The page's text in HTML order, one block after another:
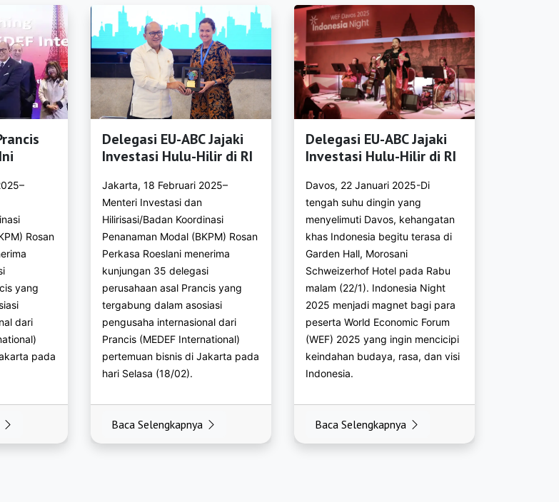
Rosan
yang
dari
pada
Delegasi EU-ABC Jajaki
Investasi Hulu-Hilir di RI
Jakarta, 18 Februari 2025–
Menteri Investasi dan
Hilirisasi/Badan Koordinasi
Penanaman Modal (BKPM) Rosan
Perkasa Roeslani menerima
kunjungan 35 delegasi
perusahaan asal Prancis yang
tergabung dalam asosiasi
pengusaha internasional dari
Prancis (MEDEF International)
pertemuan bisnis di Jakarta pada
hari Selasa (18/02).
Baca Selengkapnya
Delegasi EU-ABC Jajaki
Investasi Hulu-Hilir di RI
Davos, 22 Januari 2025-Di
tengah suhu dingin yang
menyelimuti Davos, kehangatan
khas Indonesia begitu terasa di
Garden Hall, Morosani
Schweizerhof Hotel pada Rabu
malam (22/1). Indonesia Night
2025 menjadi magnet bagi para
peserta World Economic Forum
(WEF) 2025 yang ingin mencicipi
keindahan budaya, rasa, dan visi
Indonesia.
Baca Selengkapnya